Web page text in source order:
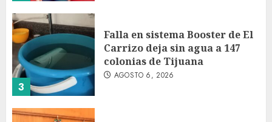
3
Falla en sistema Booster de El
Carrizo deja sin agua a 147
colonias de Tijuana
AGOSTO 6, 2026